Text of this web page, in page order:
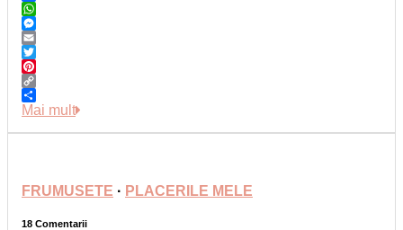
Facebook
WhatsApp
Messenger
Email
Twitter
Pinterest
Copy
Link
Share
Mai mult
FRUMUSETE · PLACERILE MELE
18 Comentarii